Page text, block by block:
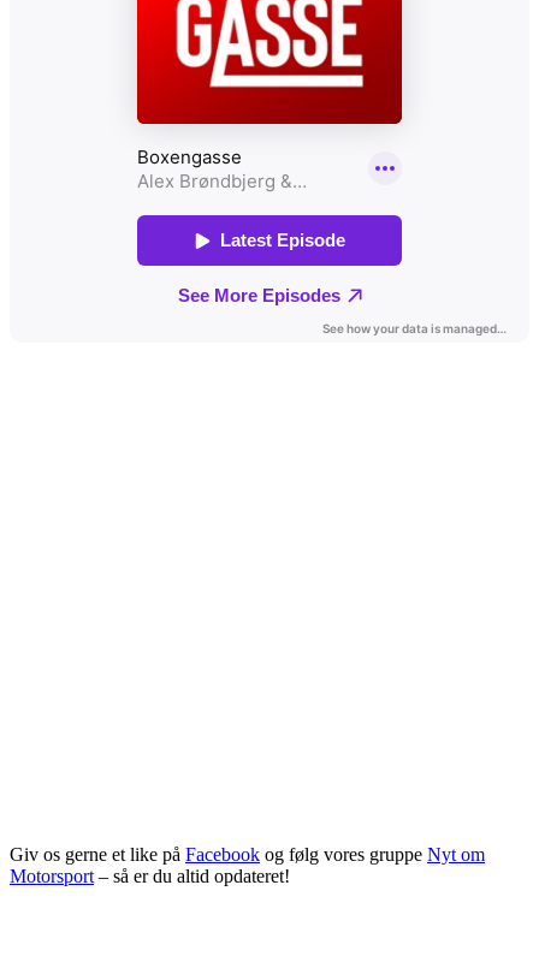
Giv os gerne et like på Facebook og følg vores gruppe Nyt om
Motorsport – så er du altid opdateret!